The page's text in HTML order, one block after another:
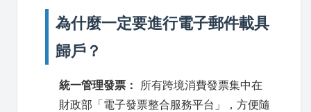
為什麼一定要進行電子郵件載具
歸戶？
統一管理發票： 所有跨境消費發票集中在
財政部「電子發票整合服務平台」，方便隨